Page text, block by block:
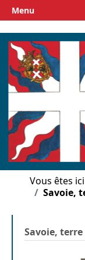
Vous êtes
Savoie,
Savoie, terre
Menu